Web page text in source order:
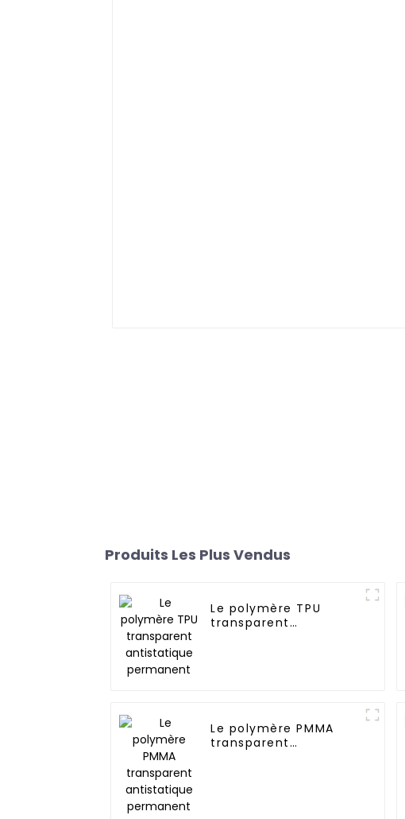
Produits Les Plus Vendus
Le polymère TPU
transparent
Le polymère PMMA
transparent